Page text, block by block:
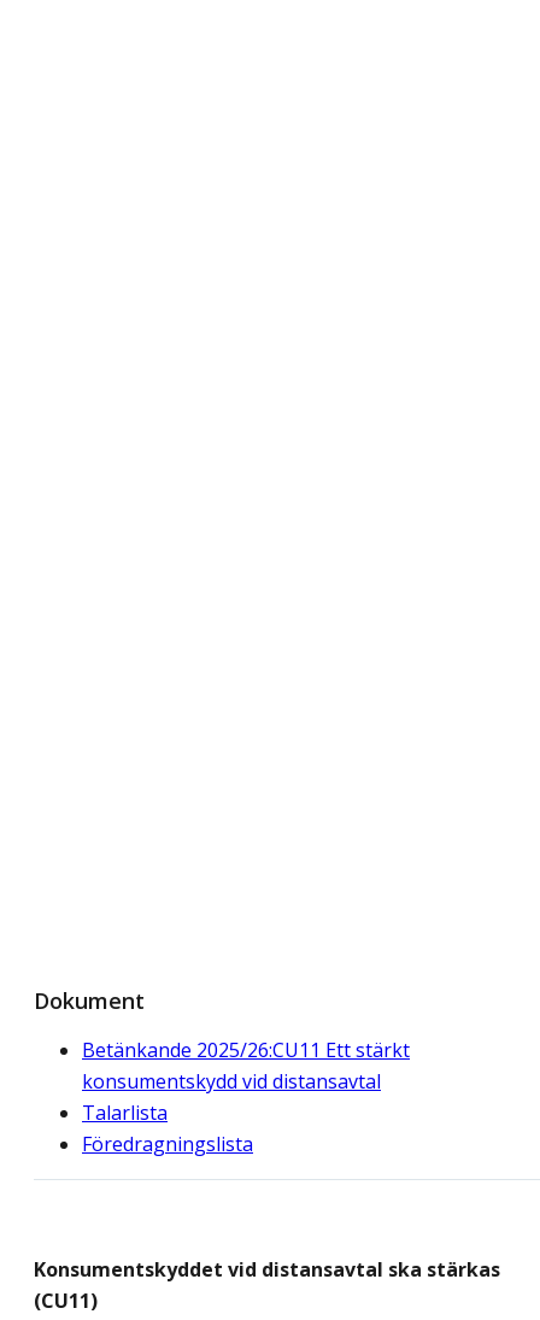
Dokument
Betänkande 2025/26:CU11 Ett stärkt
konsumentskydd vid distansavtal
Talarlista
Föredragningslista
Konsumentskyddet vid distansavtal ska stärkas
(CU11)